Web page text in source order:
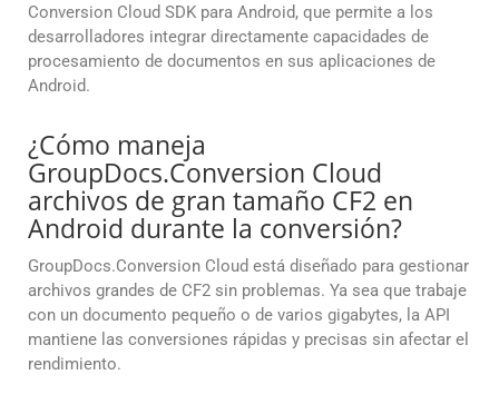
Conversion Cloud SDK para Android, que permite a los
desarrolladores integrar directamente capacidades de
procesamiento de documentos en sus aplicaciones de
Android.
¿Cómo maneja
GroupDocs.Conversion Cloud
archivos de gran tamaño CF2 en
Android durante la conversión?
GroupDocs.Conversion Cloud está diseñado para gestionar
archivos grandes de CF2 sin problemas. Ya sea que trabaje
con un documento pequeño o de varios gigabytes, la API
mantiene las conversiones rápidas y precisas sin afectar el
rendimiento.